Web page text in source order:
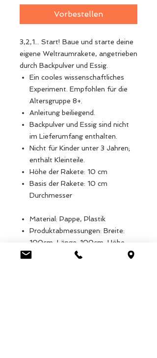
Vorbestellen
3,2,1... Start! Baue und starte deine
eigene Weltraumrakete, angetrieben
durch Backpulver und Essig.
Ein cooles wissenschaftliches
Experiment. Empfohlen für die
Altersgruppe 8+.
Anleitung beiliegend.
Backpulver und Essig sind nicht
im Lieferumfang enthalten.
Nicht für Kinder unter 3 Jahren;
enthält Kleinteile.
Höhe der Rakete: 10 cm
Basis der Rakete: 10 cm
Durchmesser
Material: Pappe, Plastik
Produktabmessungen: Breite:
100cm, Länge: 100cm, Höhe:
210cm, Gewicht: 452g